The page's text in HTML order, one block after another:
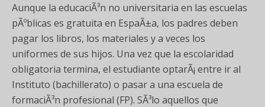
Aunque la educaciÃ³n no universitaria en las escuelas
pÃºblicas es gratuita en EspaÃ±a, los padres deben
pagar los libros, los materiales y a veces los
uniformes de sus hijos. Una vez que la escolaridad
obligatoria termina, el estudiante optarÃ¡ entre ir al
Instituto (bachillerato) o pasar a una escuela de
formaciÃ³n profesional (FP). SÃ³lo aquellos que